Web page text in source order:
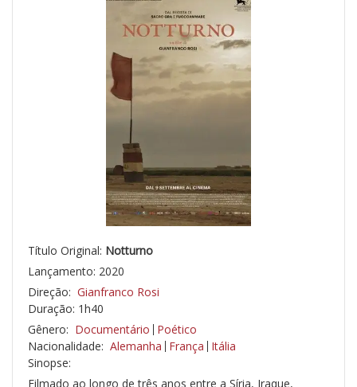
Título Original: Notturno
Lançamento: 2020
Direção: Gianfranco Rosi
Duração: 1h40
Gênero: Documentário Poético
Nacionalidade: Alemanha França Itália
Sinopse:
Filmado ao longo de três anos entre a Síria, Iraque,